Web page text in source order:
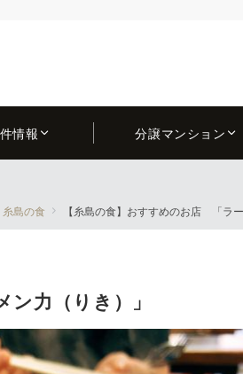
情報 分譲マンション
糸島の食 【糸島の食】おすすめのお店 「ラー
力（りき）」